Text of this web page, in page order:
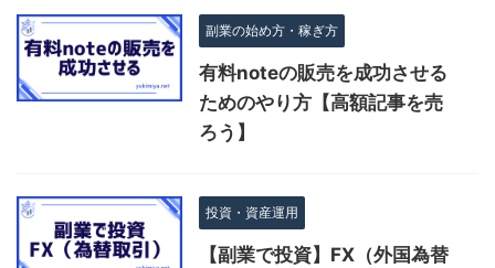
副業の始め方・稼ぎ方
有料noteの販売を成功させる
ためのやり方【高額記事を売
ろう】
投資・資産運用
【副業で投資】FX（外国為替